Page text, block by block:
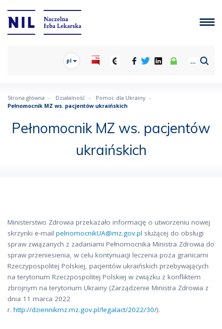
pl
Strona główna Działalność
Pomoc dla Ukrainy
Pełnomocnik MZ ws. pacjentów ukraińskich
Pełnomocnik MZ ws. pacjentów
ukraińskich
Ministerstwo Zdrowia przekazało informację o utworzeniu nowej
skrzynki e-mail pelnomocnikUA@mz.gov.pl służącej do obsługi
spraw związanych z zadaniami Pełnomocnika Ministra Zdrowia do
spraw przeniesienia, w celu kontynuacji leczenia poza granicami
Rzeczypospolitej Polskiej, pacjentów ukraińskich przebywających
na terytorium Rzeczpospolitej Polskiej w związku z konfliktem
zbrojnym na terytorium Ukrainy (Zarządzenie Ministra Zdrowia z
dnia 11 marca 2022
r. http://dziennikmz.mz.gov.pl/legalact/2022/30/).